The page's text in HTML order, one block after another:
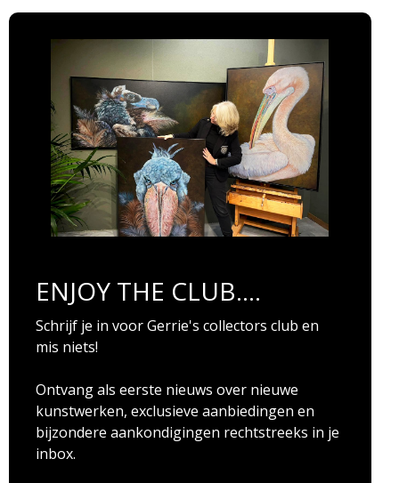
ENJOY THE CLUB....
Schrijf je in voor Gerrie's collectors club en
mis niets!
Ontvang als eerste nieuws over nieuwe
kunstwerken, exclusieve aanbiedingen en
bijzondere aankondigingen rechtstreeks in je
inbox.